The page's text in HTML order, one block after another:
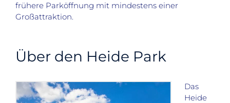
frühere Parköffnung mit mindestens einer
Großattraktion.
Über den Heide Park
Das
Heide